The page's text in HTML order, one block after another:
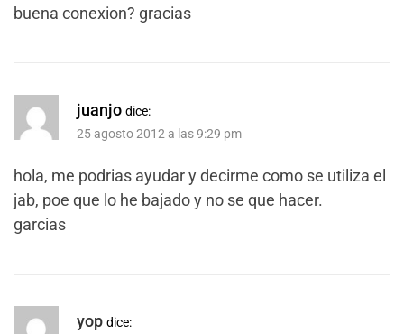
buena conexion? gracias
juanjo dice:
25 agosto 2012 a las 9:29 pm
hola, me podrias ayudar y decirme como se utiliza el
jab, poe que lo he bajado y no se que hacer.
garcias
yop dice: